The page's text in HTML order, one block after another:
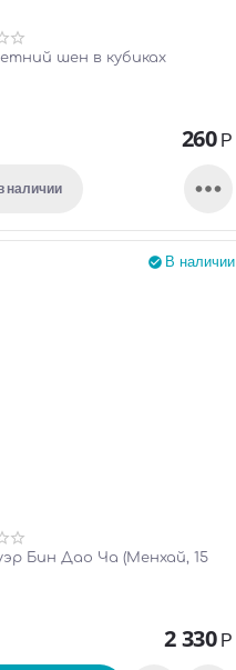
шен в кубиках
260 Р
наличии 
В наличии

Бин Дао Ча (Менхай, 15
2 330 Р